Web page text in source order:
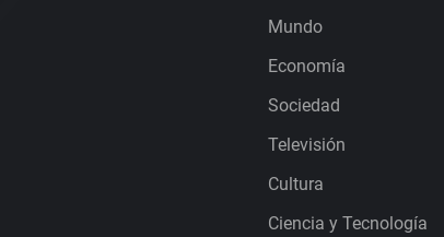
Mundo
Economía
Sociedad
Televisión
Cultura
Ciencia y Tecnología